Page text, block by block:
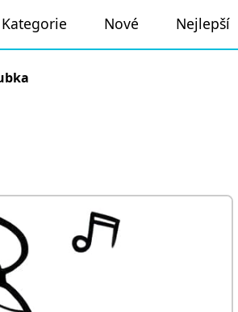
Kategorie Nové Nejlepší